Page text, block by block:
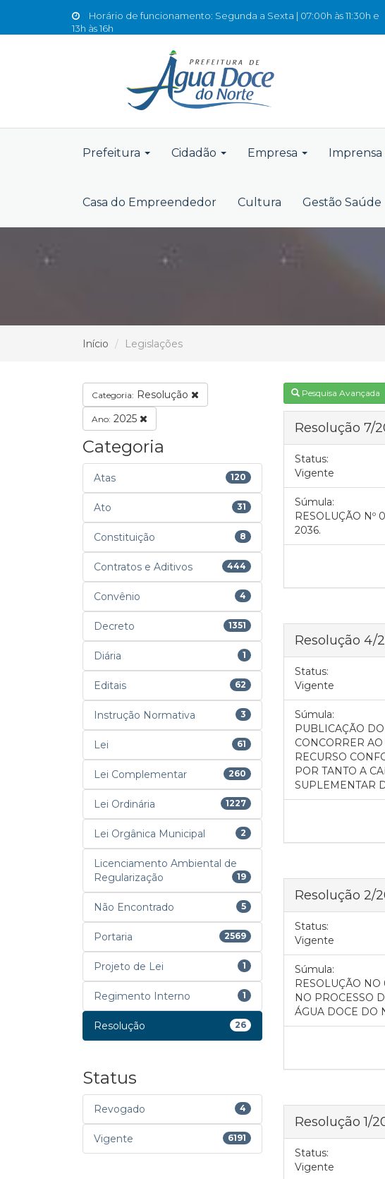
Horário de funcionamento: Segunda a Sexta | 07:00h às 11:30h e
13h às 16h
Prefeitura Cidadão Empresa Imprensa
Casa do Empreendedor Cultura Gestão Saúde
Início Legislações
Categoria: Resolução
Ano: 2025
Categoria
Atas 120
Ato 31
Constituição 8
Contratos e Aditivos 444
Convênio 4
Decreto 1351
Diária 1
Editais 62
Instrução Normativa 3
Lei 61
Lei Complementar 260
Lei Ordinária 1227
Lei Orgânica Municipal 2
Licenciamento Ambiental de
Regularização
19
Não Encontrado 5
Portaria 2569
Projeto de Lei 1
Regimento Interno 1
Resolução 26
Status
Revogado 4
Vigente 6191
Pesquisa Avançada
Resolução 7/
Status:
Vigente
Súmula:
RESOLUÇÃO Nº
2036.
Resolução 4/
Status:
Vigente
Súmula:
PUBLICAÇÃO
CONCORRER
RECURSO
POR TANTO A
SUPLEMENTAR
Resolução 2/
Status:
Vigente
Súmula:
RESOLUÇÃO
NO PROCESSO
ÁGUA DOCE DO
Resolução 1/
Status:
Vigente